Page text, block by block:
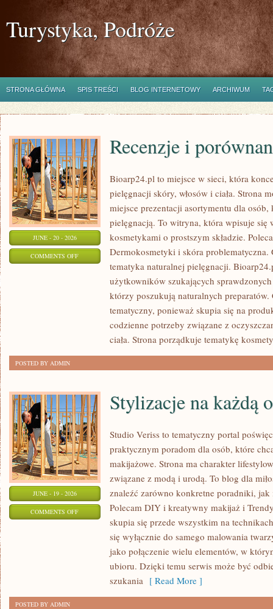
Turystyka, Podróże
STRONA GŁÓWNA SPIS TREŚCI BLOG INTERNETOWY ARCHIWUM
JUNE - 20 - 2026
COMMENTS OFFON
PORÓWNANIA
Recenzje i
Bioarp24.pl to miejsce w sieci, która
pielęgnacji skóry, włosów i ciała. Strona
miejsce prezentacji asortymentu dla
pielęgnacją. To witryna, która wpisuje się
kosmetykami o prostszym składzie.
Dermokosmetyki i skóra problematyczna.
tematyka naturalnej pielęgnacji.
użytkowników szukających
którzy poszukują naturalnych preparatów.
tematyczny, ponieważ skupia się na
codzienne potrzeby związane z
ciała. Strona porządkuje tematykę
POSTED BY ADMIN
JUNE - 19 - 2026
COMMENTS OFFON
STYLIZACJE
Stylizacje na każdą
Studio Veriss to tematyczny portal
praktycznym poradom dla osób, które
makijażowe. Strona ma charakter
związane z modą i urodą. To blog dla
znaleźć zarówno konkretne poradniki,
Polecam DIY i kreatywny makijaż i
skupia się przede wszystkim na
się wyłącznie do samego malowania
jako połączenie wielu elementów, w
ubioru. Dzięki temu serwis może być
szukania [ Read More ]
POSTED BY ADMIN